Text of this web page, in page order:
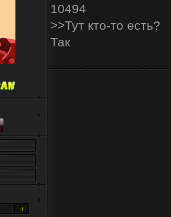
10494
>>Тут кто-то есть?
Так